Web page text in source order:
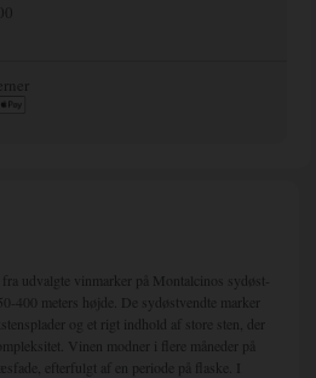
udvalgte vinmarker på Montalcinos sydøst-
400 meters højde. De sydøstvendte marker
og et rigt indhold af store sten, der
Vinen modner i flere måneder på
efterfulgt af en periode på flaske. I